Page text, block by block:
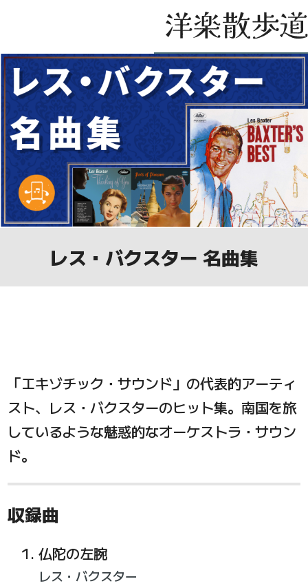
レス・バクスター 名曲集
「エキゾチック・サウンド」の代表的アーティ
スト、レス・バクスターのヒット集。南国を旅
しているような魅惑的なオーケストラ・サウン
ド。
収録曲
仏陀の左腕
レス・バクスター